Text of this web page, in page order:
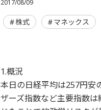
2017/08/09
株式 マネックス
1.概況
本日の日経平均は257円安
ザーズ指数など主要指数